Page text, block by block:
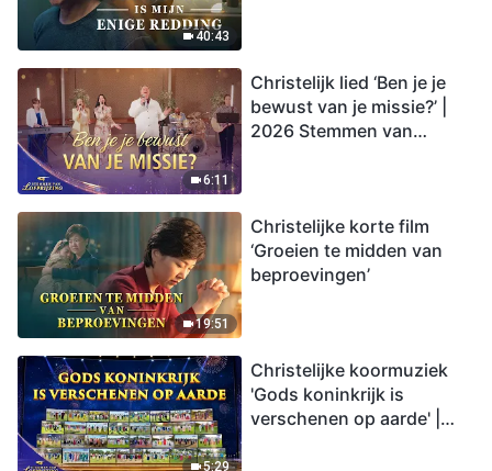
40:43
6:11
Christelijk lied ‘Ben je je
bewust van je missie?’ |
2026 Stemmen van
19:51
Christelijke korte film
‘Groeien te midden van
beproevingen’
5:29
Christelijke koormuziek
'Gods koninkrijk is
verschenen op aarde' |